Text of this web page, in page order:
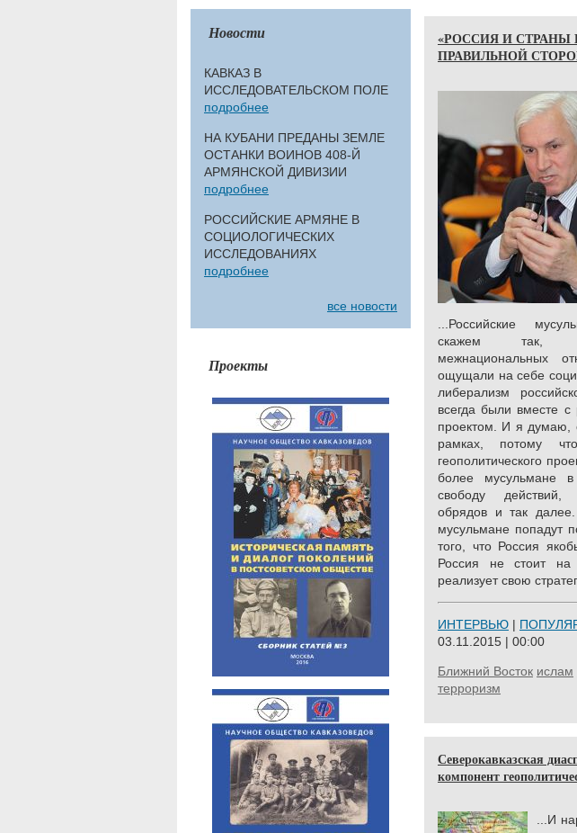
Новости
КАВКАЗ В
ИССЛЕДОВАТЕЛЬСКОМ ПОЛЕ
подробнее
НА КУБАНИ ПРЕДАНЫ ЗЕМЛЕ
ОСТАНКИ ВОИНОВ 408-Й
АРМЯНСКОЙ ДИВИЗИИ
подробнее
РОССИЙСКИЕ АРМЯНЕ В
СОЦИОЛОГИЧЕСКИХ
ИССЛЕДОВАНИЯХ
подробнее
все новости
Проекты
«РОССИЯ И СТРАНЫ
ПРАВИЛЬНОЙ
...Российские
скажем так,
межнациональных
ощущали на себе
либерализм
всегда были вместе с
проектом. И я думаю,
рамках, потому
геополитического
более мусульмане
свободу действий,
обрядов и так
мусульмане попадут
того, что Россия
Россия не стоит
реализует свою
ИНТЕРВЬЮ |
03.11.2015 | 00:00
Ближний Восток ислам
терроризм
Северокавказская
компонент
...И